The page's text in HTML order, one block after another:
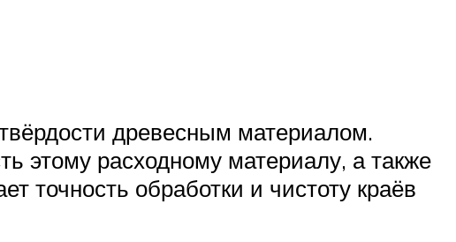
древесным материалом.
этому расходному материалу, а также
точность обработки и чистоту краёв